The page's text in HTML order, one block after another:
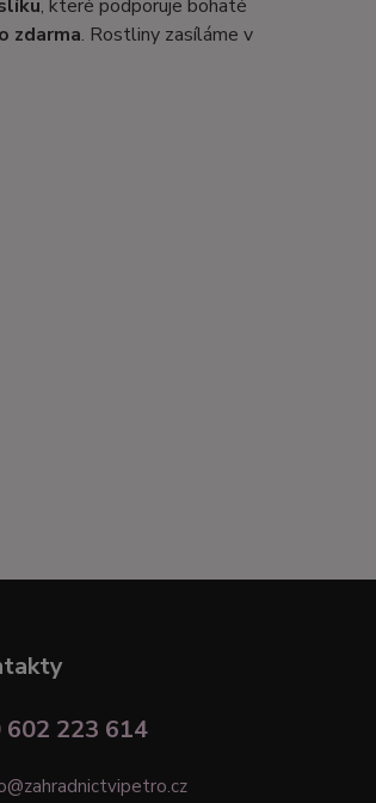
, které podporuje bohaté
zdarma. Rostliny zasíláme v
602 223 614